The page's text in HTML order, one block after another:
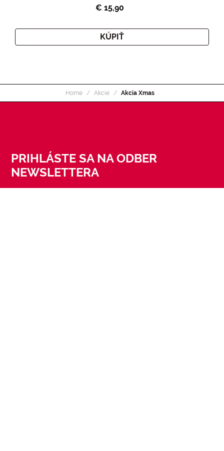
€ 15,90
KÚPIŤ
Home Akcie Akcia Xmas
PRIHLÁSTE SA NA ODBER
NEWSLETTERA